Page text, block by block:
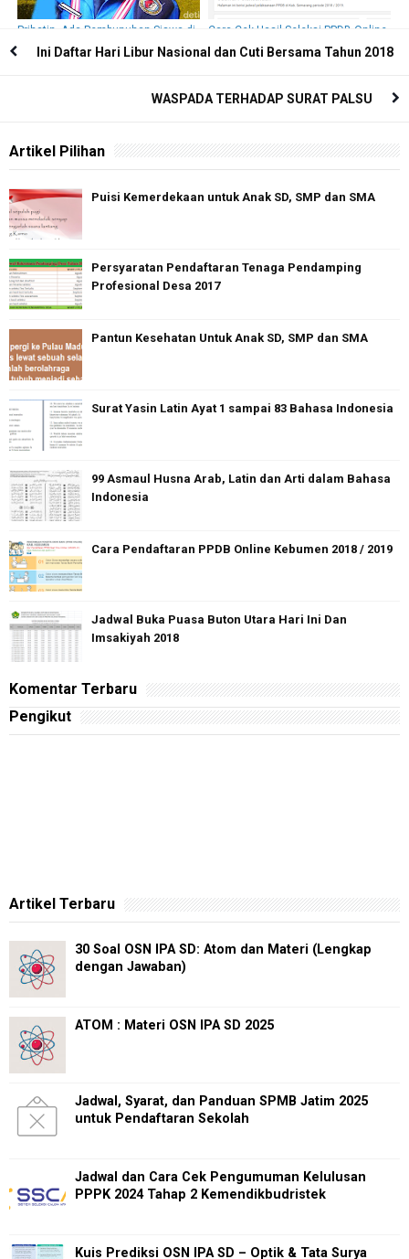
Prihatin, Ada Pembunuhan Siswa di
Cara Cek Hasil Seleksi PPDB Online
website https://semarangkab.siap-
Ini Daftar Hari Libur Nasional dan Cuti Bersama Tahun 2018
WASPADA TERHADAP SURAT PALSU
Artikel Pilihan
Puisi Kemerdekaan untuk Anak SD, SMP dan SMA
Persyaratan Pendaftaran Tenaga Pendamping
Profesional Desa 2017
Pantun Kesehatan Untuk Anak SD, SMP dan SMA
Surat Yasin Latin Ayat 1 sampai 83 Bahasa Indonesia
99 Asmaul Husna Arab, Latin dan Arti dalam Bahasa
Indonesia
Cara Pendaftaran PPDB Online Kebumen 2018 / 2019
Jadwal Buka Puasa Buton Utara Hari Ini Dan
Imsakiyah 2018
Komentar Terbaru
Pengikut
Artikel Terbaru
30 Soal OSN IPA SD: Atom dan Materi (Lengkap
dengan Jawaban)
ATOM : Materi OSN IPA SD 2025
Jadwal, Syarat, dan Panduan SPMB Jatim 2025
untuk Pendaftaran Sekolah
Jadwal dan Cara Cek Pengumuman Kelulusan
PPPK 2024 Tahap 2 Kemendikbudristek
Kuis Prediksi OSN IPA SD – Optik & Tata Surya